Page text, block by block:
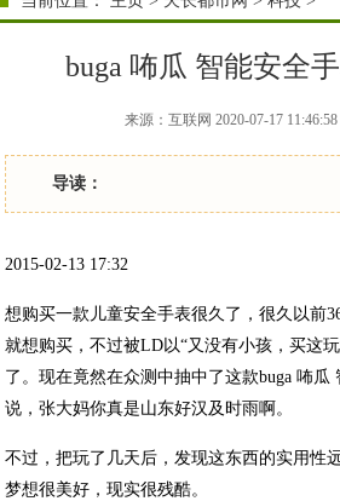
buga 咘瓜 智能安全
来源：互联网 2020-07-17 11:46:58
导读：
2015-02-13 17:32
想购买一款儿童安全手表很久了，很久以前
就想购买，不过被LD以“又没有小孩，买这
了。现在竟然在众测中抽中了这款buga 咘瓜
说，张大妈你真是山东好汉及时雨啊。
不过，把玩了几天后，发现这东西的实用性
梦想很美好，现实很残酷。